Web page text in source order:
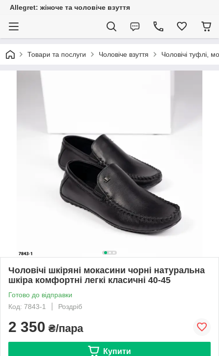
Allegret: жіноче та чоловіче взуття
Товари та послуги Чоловіче взуття Чоловічі туфлі,
Чоловічі шкіряні мокасини чорні натуральна
шкіра комфортні легкі класичні 40-45
Готово до відправки
Код: 7843-1
Роздріб
2 350 ₴/пара
Купити